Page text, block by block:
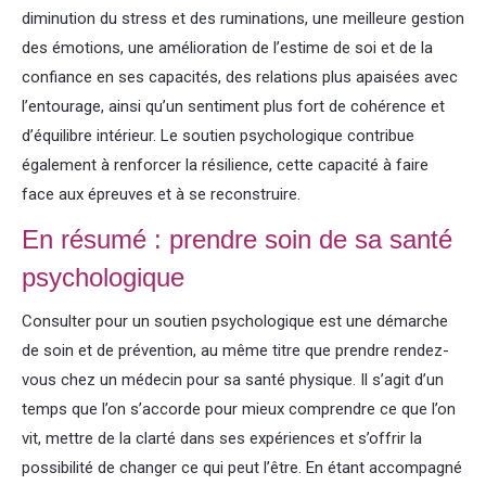
diminution du stress et des ruminations, une meilleure gestion
des émotions, une amélioration de l’estime de soi et de la
confiance en ses capacités, des relations plus apaisées avec
l’entourage, ainsi qu’un sentiment plus fort de cohérence et
d’équilibre intérieur. Le soutien psychologique contribue
également à renforcer la résilience, cette capacité à faire
face aux épreuves et à se reconstruire.
En résumé : prendre soin de sa santé
psychologique
Consulter pour un soutien psychologique est une démarche
de soin et de prévention, au même titre que prendre rendez-
vous chez un médecin pour sa santé physique. Il s’agit d’un
temps que l’on s’accorde pour mieux comprendre ce que l’on
vit, mettre de la clarté dans ses expériences et s’offrir la
possibilité de changer ce qui peut l’être. En étant accompagné